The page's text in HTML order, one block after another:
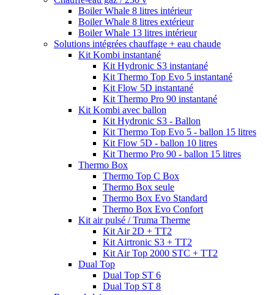
Boiler Whale 8 litres intérieur
Boiler Whale 8 litres extérieur
Boiler Whale 13 litres intérieur
Solutions intégrées chauffage + eau chaude
Kit Kombi instantané
Kit Hydronic S3 instantané
Kit Thermo Top Evo 5 instantané
Kit Flow 5D instantané
Kit Thermo Pro 90 instantané
Kit Kombi avec ballon
Kit Hydronic S3 - Ballon
Kit Thermo Top Evo 5 - ballon 15 litres
Kit Flow 5D - ballon 10 litres
Kit Thermo Pro 90 - ballon 15 litres
Thermo Box
Thermo Top C Box
Thermo Box seule
Thermo Box Evo Standard
Thermo Box Evo Confort
Kit air pulsé / Truma Therme
Kit Air 2D + TT2
Kit Airtronic S3 + TT2
Kit Air Top 2000 STC + TT2
Dual Top
Dual Top ST 6
Dual Top ST 8